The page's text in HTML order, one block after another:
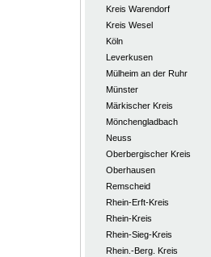
Kreis Warendorf
Kreis Wesel
Köln
Leverkusen
Mülheim an der Ruhr
Münster
Märkischer Kreis
Mönchengladbach
Neuss
Oberbergischer Kreis
Oberhausen
Remscheid
Rhein-Erft-Kreis
Rhein-Kreis
Rhein-Sieg-Kreis
Rhein.-Berg. Kreis